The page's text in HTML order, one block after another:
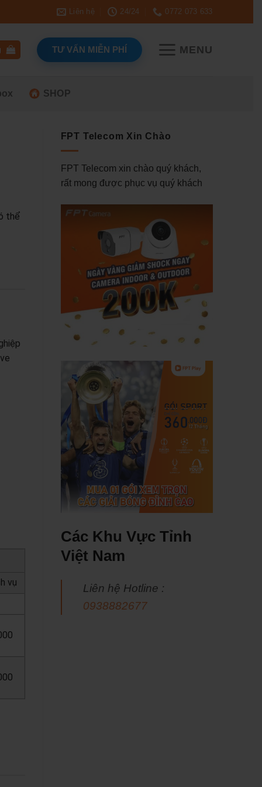
Liên hệ 24/24 0772 073 633
TƯ VẤN MIỄN PHÍ MENU
SHOP
thể
vụ
FPT Telecom Xin Chào
FPT Telecom xin chào quý khách,
rất mong được phục vụ quý khách
Các Khu Vực Tỉnh
Việt Nam
Liên hệ Hotline :
0938882677